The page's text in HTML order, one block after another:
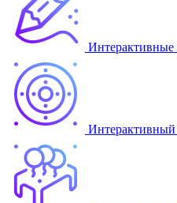
Интерактивные
Интерактивный